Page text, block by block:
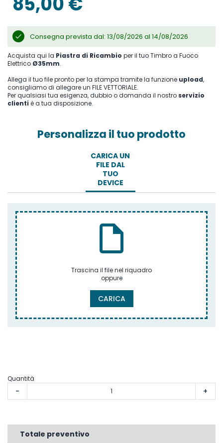
Consegna prevista dal: 13/08/2026 al 14/08/2026
Acquista qui la Piastra di Ricambio per il tuo Timbro a Fuoco
Elettrico Ø35mm.
Allega il tuo file pronto per la stampa tramite la funzione upload,
consigliamo di allegare un FILE VETTORIALE.
Per qualsiasi tua esigenza, dubbio o domanda il nostro servizio
clienti è a tua disposizione.
Personalizza il tuo prodotto
CARICA UN
FILE DAL
TUO
DEVICE
Trascina il file nel riquadro
oppure
CARICA
Quantità
- +
Totale preventivo